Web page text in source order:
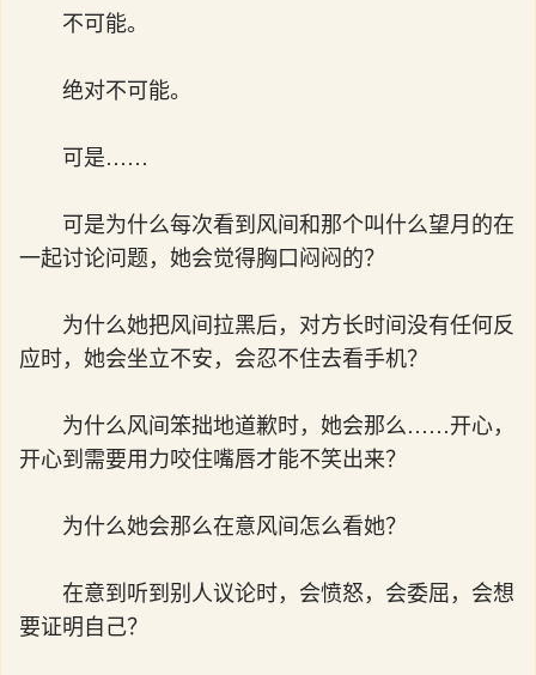
不可能。
绝对不可能。
可是……
可是为什么每次看到风间和那个叫什么望月的在
一起讨论问题，她会觉得胸口闷闷的？
为什么她把风间拉黑后，对方长时间没有任何反
应时，她会坐立不安，会忍不住去看手机？
为什么风间笨拙地道歉时，她会那么……开心，
开心到需要用力咬住嘴唇才能不笑出来？
为什么她会那么在意风间怎么看她？
在意到听到别人议论时，会愤怒，会委屈，会想
要证明自己？